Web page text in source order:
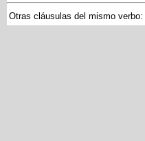
Otras cláusulas del mismo verbo: